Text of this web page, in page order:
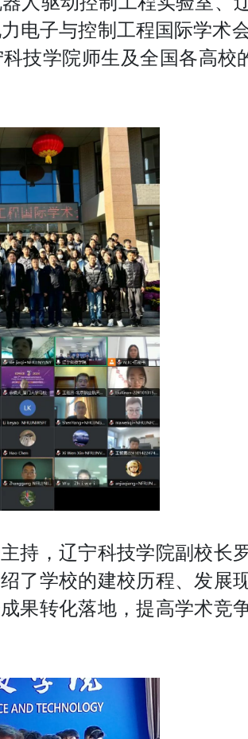
电子与控制工程国际学术
技学院师生及全国各高校
持，辽宁科技学院副校长
了学校的建校历程、发展
果转化落地，提高学术竞